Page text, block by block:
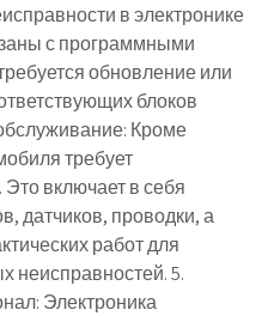
в электронике
с программными
обновление или
блоков
Кроме
требует
включает в себя
датчиков, проводки, а
работ для
неисправностей. 5.
Электроника